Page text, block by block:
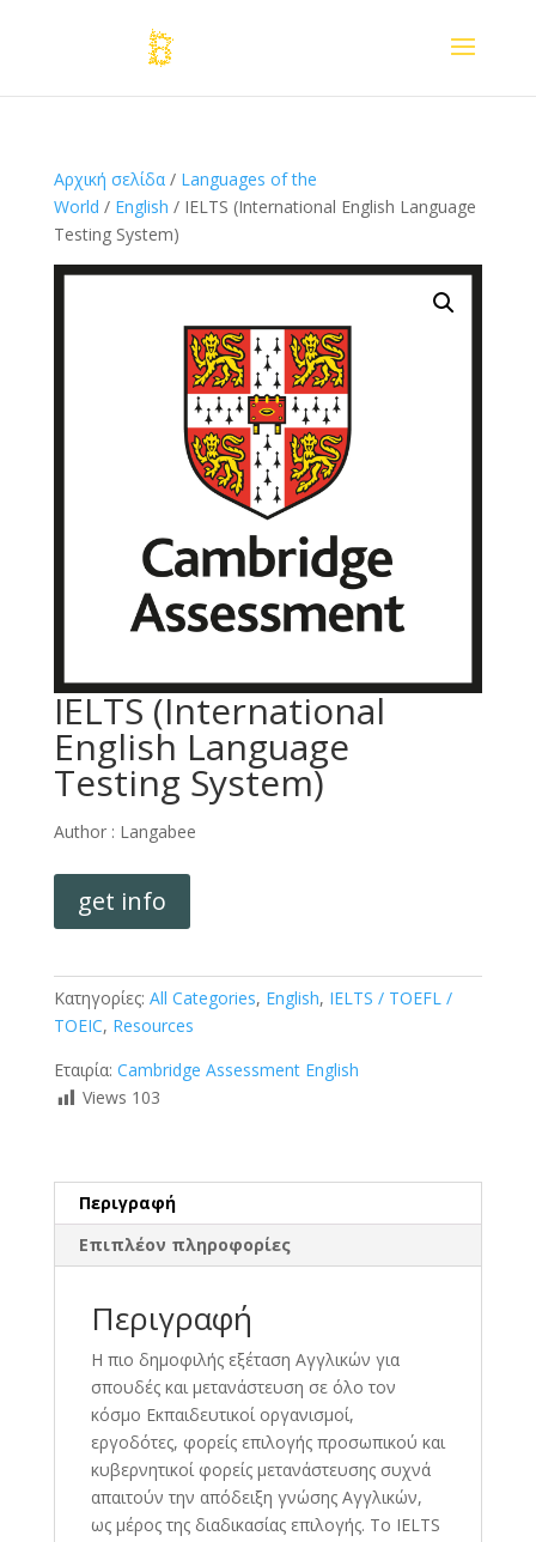
Αρχική σελίδα/ Languages of the
World / English / IELTS (International English Language
Testing System)
IELTS (International
English Language
Testing System)
Author : Langabee
get info
Κατηγορίες: All Categories, English, IELTS / TOEFL /
TOEIC, Resources
Εταιρία: Cambridge Assessment English
Views 103
Περιγραφή
Επιπλέον πληροφορίες
Περιγραφή
Η πιο δημοφιλής εξέταση Αγγλικών για
σπουδές και μετανάστευση σε όλο τον
κόσμο Εκπαιδευτικοί οργανισμοί,
εργοδότες, φορείς επιλογής προσωπικού και
κυβερνητικοί φορείς μετανάστευσης συχνά
απαιτούν την απόδειξη γνώσης Αγγλικών,
ως μέρος της διαδικασίας επιλογής. Το IELTS